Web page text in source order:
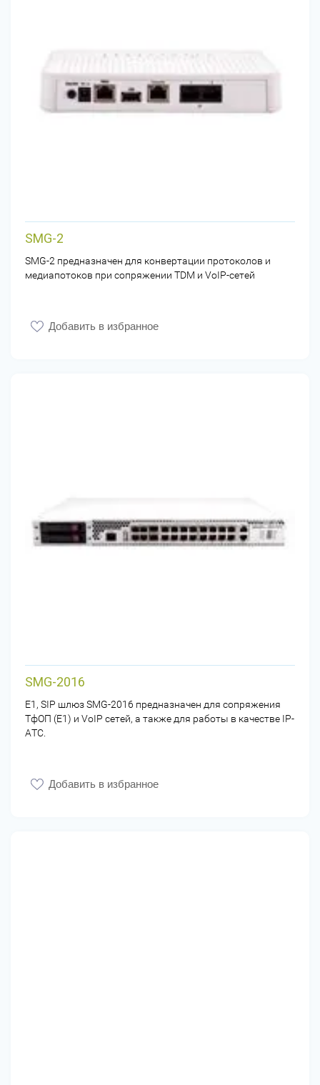
SMG-2
SMG-2 предназначен для конвертации протоколов и
медиапотоков при сопряжении TDM и VoIP-сетей
Добавить в избранное
SMG-2016
E1, SIP шлюз SMG-2016 предназначен для сопряжения
ТфОП (Е1) и VoIP сетей, а также для работы в качестве IP-
АТС.
Добавить в избранное